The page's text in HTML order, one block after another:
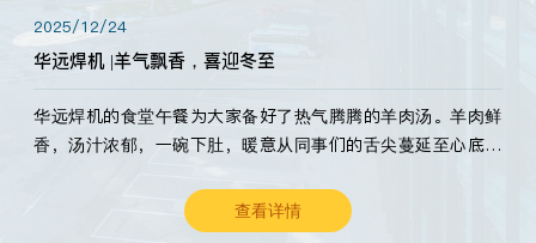
2025/12/24
华远焊机 |羊气飘香，喜迎冬至
华远焊机的食堂午餐为大家备好了热气腾腾的羊肉汤。羊肉鲜
香，汤汁浓郁，一碗下肚，暖意从同事们的舌尖蔓延至心底。
查看详情